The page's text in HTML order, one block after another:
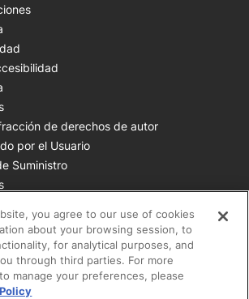
de derechos de autor
por el Usuario
Suministro
comerciales de Nestlé Purina son
des Produits Nestlé S.A., Vevey, Suiza
you agree to our use of cookies
about your browsing session, to
for analytical purposes, and
through third parties. For more
manage your preferences, please